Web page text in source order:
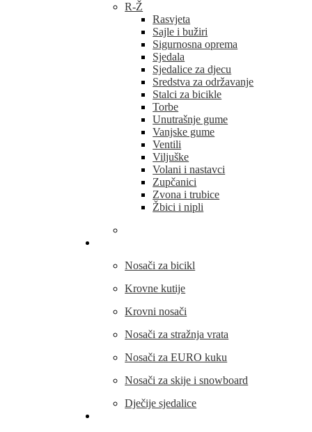
R-Ž
Rasvjeta
Sajle i bužiri
Sigurnosna oprema
Sjedala
Sjedalice za djecu
Sredstva za održavanje
Stalci za bicikle
Torbe
Unutrašnje gume
Vanjske gume
Ventili
Viljuške
Volani i nastavci
Zupčanici
Zvona i trubice
Žbici i nipli
Nosači za bicikl
Krovne kutije
Krovni nosači
Nosači za stražnja vrata
Nosači za EURO kuku
Nosači za skije i snowboard
Dječije sjedalice